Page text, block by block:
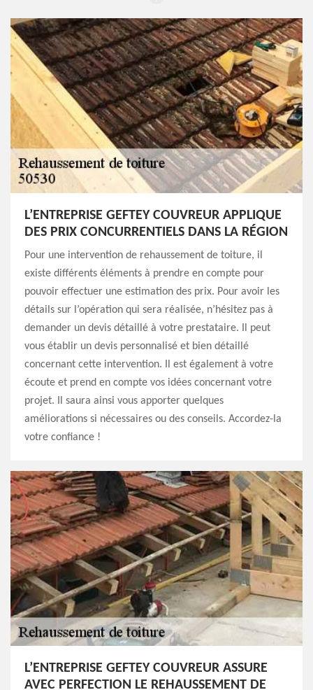
L’ENTREPRISE GEFTEY COUVREUR APPLIQUE
DES PRIX CONCURRENTIELS DANS LA RÉGION
Pour une intervention de rehaussement de toiture, il
existe différents éléments à prendre en compte pour
pouvoir effectuer une estimation des prix. Pour avoir les
détails sur l’opération qui sera réalisée, n’hésitez pas à
demander un devis détaillé à votre prestataire. Il peut
vous établir un devis personnalisé et bien détaillé
concernant cette intervention. Il est également à votre
écoute et prend en compte vos idées concernant votre
projet. Il saura ainsi vous apporter quelques
améliorations si nécessaires ou des conseils. Accordez-la
votre confiance !
L’ENTREPRISE GEFTEY COUVREUR ASSURE
AVEC PERFECTION LE REHAUSSEMENT DE